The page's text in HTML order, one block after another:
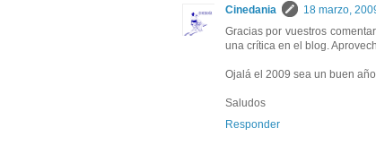
Cinedania
18 marzo,
Gracias por vuestros
una crítica en el blog.
Ojalá el 2009 sea un buen
Saludos
Responder